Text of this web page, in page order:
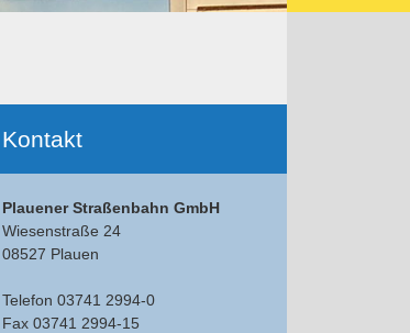
Kontakt
Plauener Straßenbahn GmbH
Wiesenstraße 24
08527 Plauen
Telefon 03741 2994-0
Fax 03741 2994-15